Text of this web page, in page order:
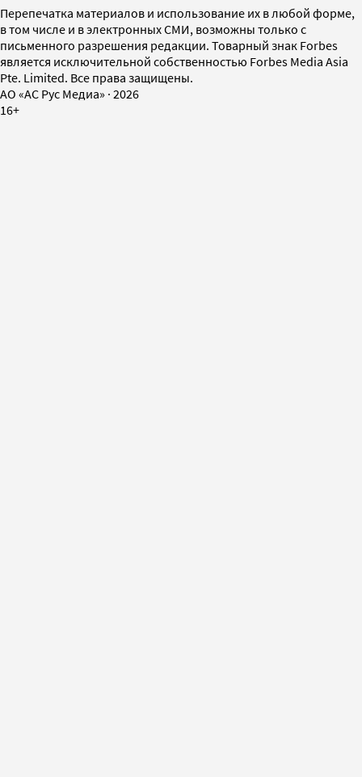
Перепечатка материалов и использование их в любой форме,
в том числе и в электронных СМИ, возможны только с
письменного разрешения редакции. Товарный знак Forbes
является исключительной собственностью Forbes Media Asia
Pte. Limited. Все права защищены.
AO «АС Рус Медиа» · 2026
16+